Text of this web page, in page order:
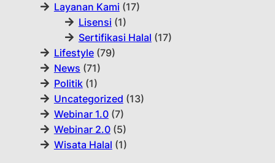
Layanan Kami (17)
Lisensi (1)
Sertifikasi Halal (17)
Lifestyle(79)
News (71)
Politik(1)
Uncategorized (13)
Webinar 1.0(7)
Webinar 2.0(5)
Wisata Halal (1)